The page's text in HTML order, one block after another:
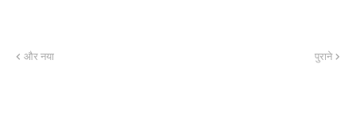
और नया पुराने